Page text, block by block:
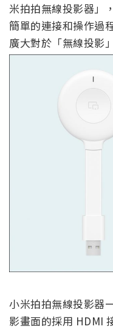
米拍拍無線投影器」
簡單的連接和操作過
廣大對於「無線投影
小米拍拍無線投影器
影畫面的採用 HDMI